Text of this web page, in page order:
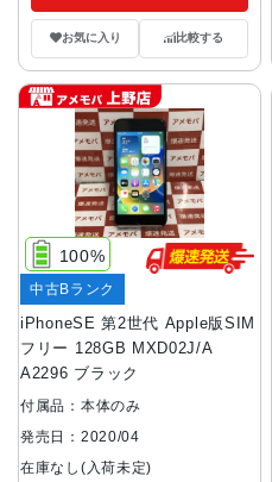
お気に入り 比較する
iPhoneSE 第2世代 Apple版SIM
フリー 128GB MXD02J/A
A2296 ブラック
100%
中古Bランク
付属品：本体のみ
発売日：2020/04
在庫なし(入荷未定)